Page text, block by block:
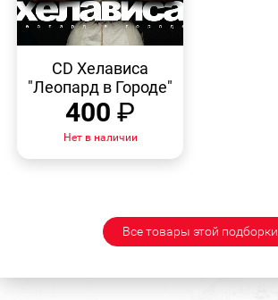
CD Хелависа
"Леопард в Городе"
400 ₽
Нет в наличии
Все товары этой подборки